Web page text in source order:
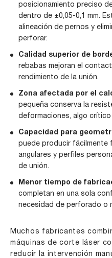
posicionamiento preciso
dentro de ±0,05-0,1 mm.
alineación de pernos y
perforar.
Calidad superior de
rebabas mejoran el
rendimiento de la unión.
Zona afectada por el
pequeña conserva la
deformaciones, algo
Capacidad para
puede producir fácilmente
angulares y perfiles
de unión.
Menor tiempo de
completan en una sola
necesidad de perforado o
Muchos fabricantes
máquinas de corte láser
reducir la intervención